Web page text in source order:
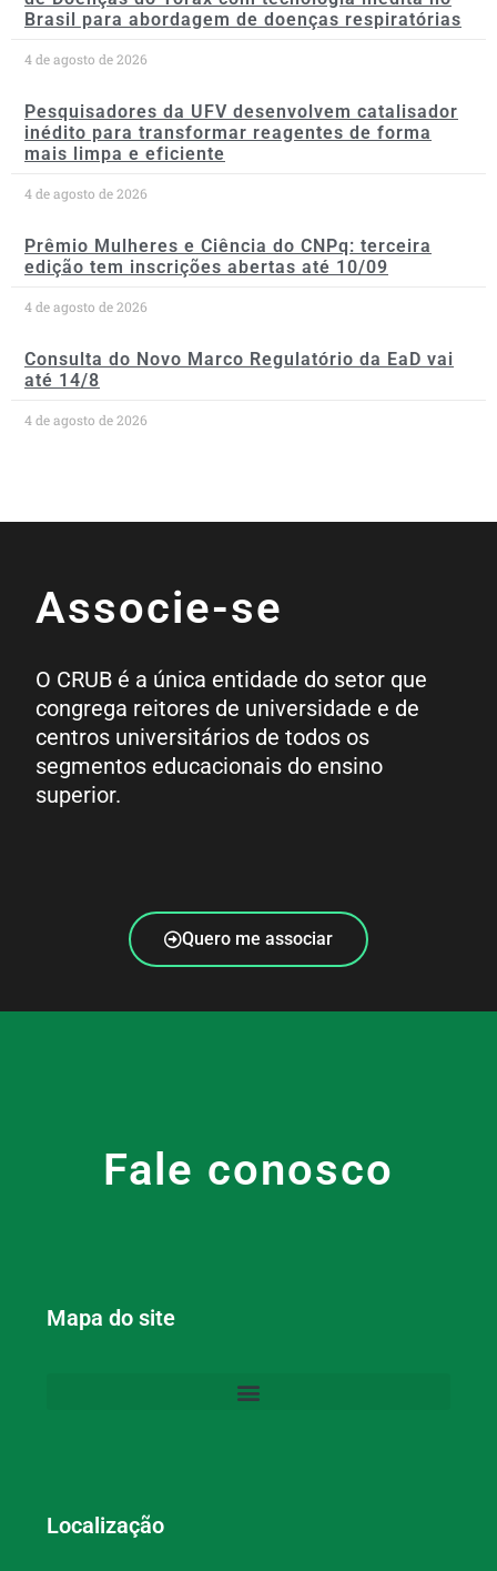
Brasil para abordagem de doenças respiratórias
4 de agosto de 2026
Pesquisadores da UFV desenvolvem catalisador
inédito para transformar reagentes de forma
mais limpa e eficiente
4 de agosto de 2026
Prêmio Mulheres e Ciência do CNPq: terceira
edição tem inscrições abertas até 10/09
4 de agosto de 2026
Consulta do Novo Marco Regulatório da EaD vai
até 14/8
4 de agosto de 2026
Associe-se
O CRUB é a única entidade do setor que
congrega reitores de universidade e de
centros universitários de todos os
segmentos educacionais do ensino
superior.
Quero me associar
Fale conosco
Mapa do site
Localização